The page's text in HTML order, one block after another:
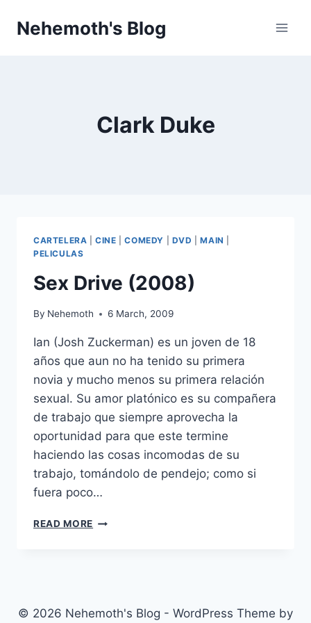
Nehemoth's Blog
Clark Duke
CARTELERA |CINE |COMEDY DVD |MAIN
PELICULAS
Sex Drive (2008)
By Nehemoth 6 March, 2009
Ian (Josh Zuckerman) es un joven de 18
años que aun no ha tenido su primera
novia y mucho menos su primera relación
sexual. Su amor platónico es su compañera
de trabajo que siempre aprovecha la
oportunidad para que este termine
haciendo las cosas incomodas de su
trabajo, tomándolo de pendejo; como si
fuera poco…
READ MORE SEX
© 2026 Nehemoth's Blog - WordPress Theme by